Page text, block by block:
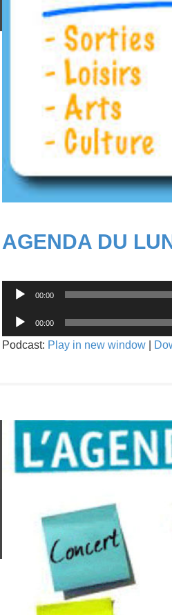
AGENDA DU
Lecteur
audio
00:00
Lecteur
audio
00:00
Podcast: Play in new window